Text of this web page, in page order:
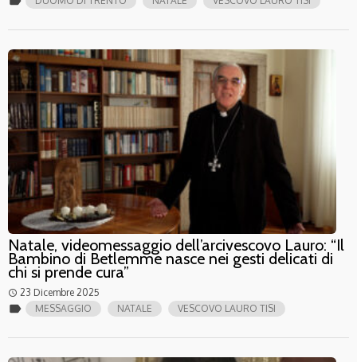
Natale, videomessaggio dell’arcivescovo Lauro: “Il
Bambino di Betlemme nasce nei gesti delicati di
chi si prende cura”
access_time 23 Dicembre 2025
label MESSAGGIO NATALE VESCOVO LAURO TISI